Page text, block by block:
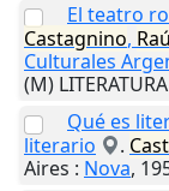
El teatro
Castagnino,
Culturales
(M) LITERATURA
Qué es
literario
.
Aires : Nova,